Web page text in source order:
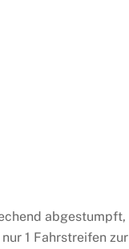
abgestumpft,
1 Fahrstreifen zur